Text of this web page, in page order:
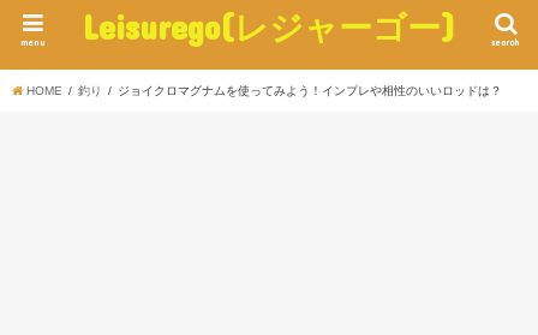
Leisurego(レジャーゴー) search
menu
HOME 釣り ジョイクロマグナムを使ってみよう！インプレや相性のいいロッドは？